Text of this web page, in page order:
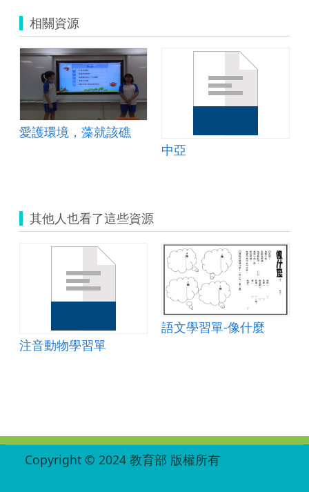
相關資源
愛護環境，藻就該礁
中亞
其他人也看了這些資源
注音動物學習單
語文學習單-像什麼
Copyright © 2024 教育部 版權所有